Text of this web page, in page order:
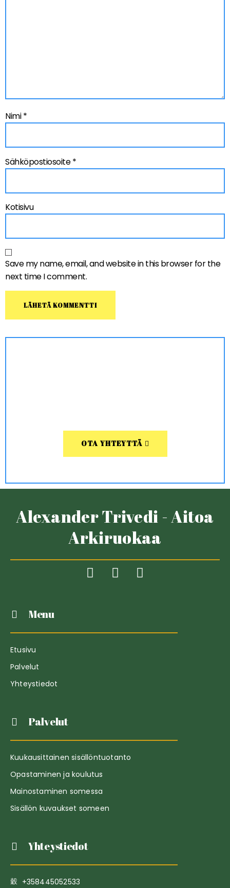
Nimi*
Sähköpostiosoite*
Kotisivu
Save my name, email, and website in this browser for the
next time I comment.
OTA YHTEYTTÄ
Alexander Trivedi - Aitoa
Arkiruokaa
Menu
Etusivu
Palvelut
Yhteystiedot
Palvelut
Kuukausittainen sisällöntuotanto
Opastaminen ja koulutus
Mainostaminen somessa
Sisällön kuvaukset someen
Yhteystiedot
+358445052533